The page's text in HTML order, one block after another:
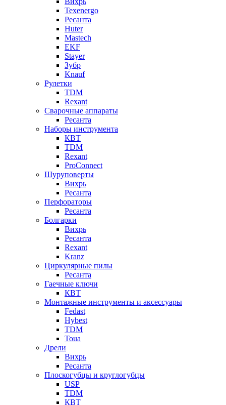
Texenergo
Ресанта
Huter
Mastech
EKF
Stayer
Зубр
Knauf
Рулетки
TDM
Rexant
Сварочные аппараты
Ресанта
Наборы инструмента
КВТ
TDM
Rexant
ProConnect
Шуруповерты
Вихрь
Ресанта
Перфораторы
Ресанта
Болгарки
Вихрь
Ресанта
Rexant
Kranz
Циркулярные пилы
Ресанта
Гаечные ключи
КВТ
Монтажные инструменты и аксессуары
Fedast
Hybest
TDM
Toua
Дрели
Вихрь
Ресанта
Плоскогубцы и круглогубцы
USP
TDM
КВТ